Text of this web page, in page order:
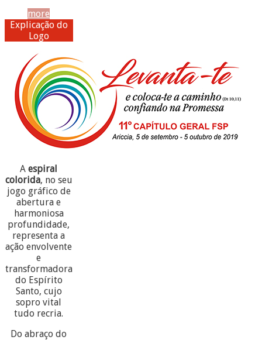
more
Explicação do
Logo
Aespiral
colorida, no seu
jogo gráfico de
abertura e
harmoniosa
profundidade,
representa a
ação envolvente
e
transformadora
do Espírito
Santo, cujo
sopro vital
tudo recria.
Do abraço do